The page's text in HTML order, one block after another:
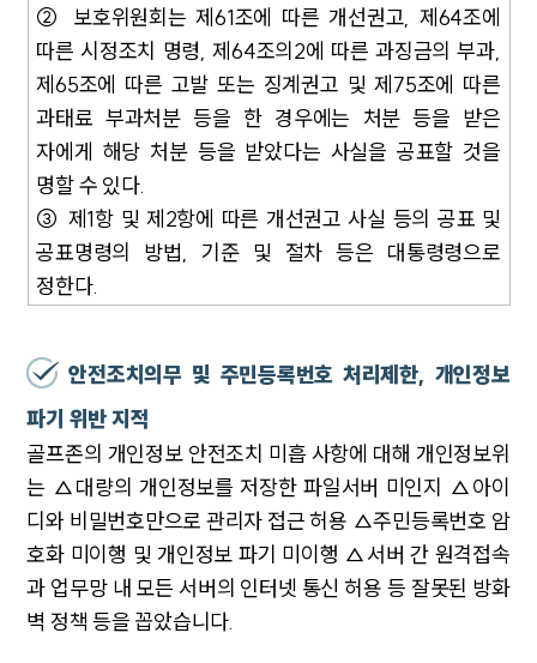
SERVICES
기업법무그룹 업무
PROFESSIONALS
ABOUT
그룹소개
대륜의 강점
기업의뢰인을 위한 장점
업무협력·법률자문 기업
오시는 길
글로벌 파트너 로펌
고객의 소리
통합검색
② 보호위원회는 제61조에 따른 개선권고, 제64조에
따른 시정조치 명령, 제64조의2에 따른 과징금의 부과,
제65조에 따른 고발 또는 징계권고 및 제75조에 따른
과태료 부과처분 등을 한 경우에는 처분 등을 받은
자에게 해당 처분 등을 받았다는 사실을 공표할 것을
명할 수 있다.
③ 제1항 및 제2항에 따른 개선권고 사실 등의 공표 및
공표명령의 방법, 기준 및 절차 등은 대통령령으로
정한다.
안전조치의무 및 주민등록번호 처리제한, 개인정보
파기 위반 지적
골프존의 개인정보 안전조치 미흡 사항에 대해 개인정보위
는 △대량의 개인정보를 저장한 파일서버 미인지 △아이
디와 비밀번호만으로 관리자 접근 허용 △주민등록번호 암
호화 미이행 및 개인정보 파기 미이행 △서버 간 원격접속
과 업무망 내 모든 서버의 인터넷 통신 허용 등 잘못된 방화
벽 정책 등을 꼽았습니다.